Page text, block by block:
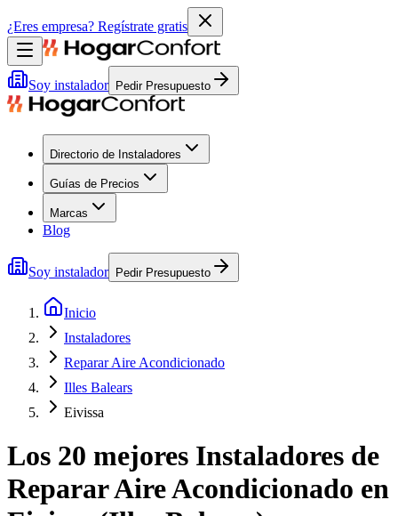
¿Eres empresa? Regístrate gratis
Soy instalador Pedir Presupuesto
Directorio de Instaladores
Guías de Precios
Marcas
Blog
Soy instalador Pedir Presupuesto
Inicio
Instaladores
Reparar Aire Acondicionado
Illes Balears
Eivissa
Los 20 mejores Instaladores de
Reparar Aire Acondicionado en